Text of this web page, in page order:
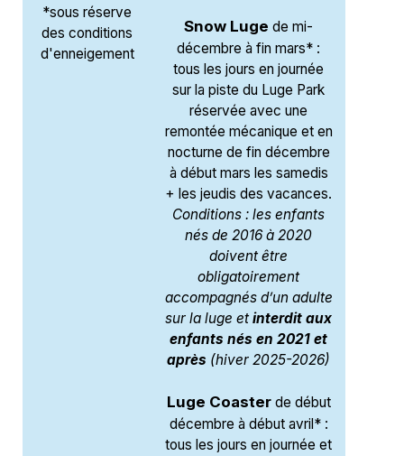
*sous réserve
des conditions
d'enneigement
Snow Luge de mi-
décembre à fin mars* :
tous les jours en journée
sur la piste du Luge Park
réservée avec une
remontée mécanique et en
nocturne de fin décembre
à début mars les samedis
+ les jeudis des vacances.
Conditions : les enfants
nés de 2016 à 2020
doivent être
obligatoirement
accompagnés d’un adulte
sur la luge etinterdit aux
enfants nés en 2021 et
après (hiver 2025-2026)
Luge Coasterde début
décembre à début avril* :
tous les jours en journée et